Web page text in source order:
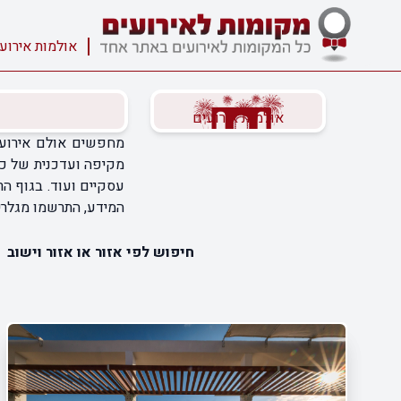
אולמות
אולמות אירועים
מחפשים אולם
מקיפה ועדכנית של
עסקיים ועוד. בגוף
המידע, התרשמו
חיפוש לפי אזור או אזור וישוב